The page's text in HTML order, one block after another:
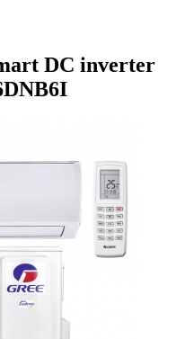
DC inverter